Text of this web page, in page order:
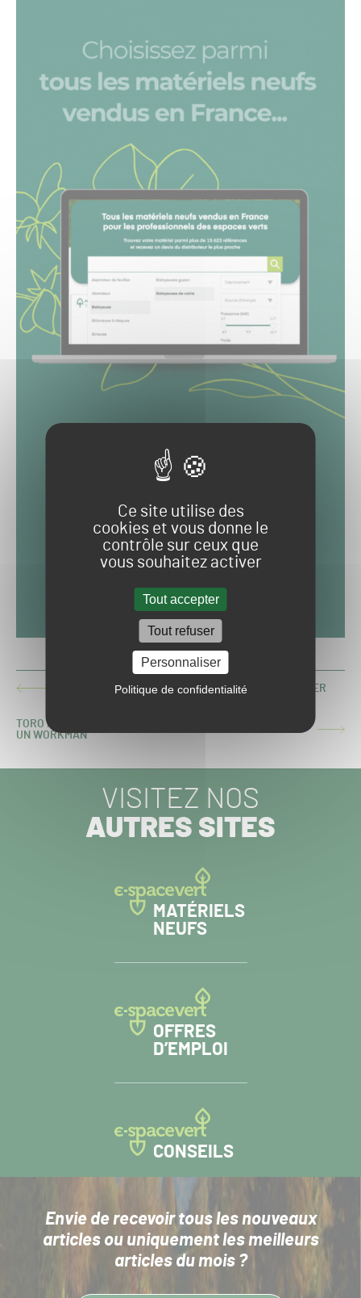
Ce site utilise des
cookies et vous donne le
contrôle sur ceux que
vous souhaitez activer
Tout accepter
Tout refuser
Personnaliser
Politique de confidentialité
ARTICLE
KORECHI DÉVOILE UN ROBOT RATISSEUR DE BUNKER
ARTICLE
TORO PRÉSENTE UNE NOUVELLE LISSEUSE À GREEN ET
UN WORKMAN
VISITEZ NOS
AUTRES SITES
MATÉRIELS
NEUFS
OFFRES
D’EMPLOI
CONSEILS
Envie de recevoir tous les nouveaux
articlesou uniquement les meilleurs
articles du mois ?